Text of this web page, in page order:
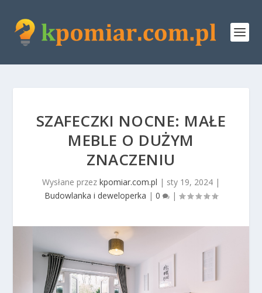
SZAFECZKI NOCNE: MAŁE
MEBLE O DUŻYM
ZNACZENIU
Wysłane przez kpomiar.com.pl | sty 19, 2024 |
Budowlanka i deweloperka | 0 |